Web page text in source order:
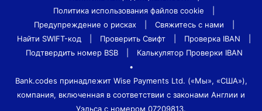
Политика использования файлов cookie
Предупреждение о рисках
Свяжитесь с нами
Найти SWIFT-код
Проверить Свифт Проверка IBAN
Подтвердить номер BSB
Калькулятор Проверки IBAN
•
Bank.codes принадлежит Wise Payments Ltd. («Мы», «США»),
компания, включенная в соответствии с законами Англии и
Уэльса с номером 07209813.